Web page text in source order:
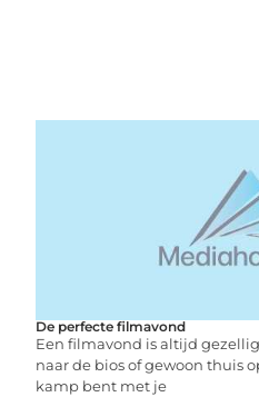
De perfecte filmavond
Een filmavond is altijd
naar de bios of gewoon thuis
kamp bent met je